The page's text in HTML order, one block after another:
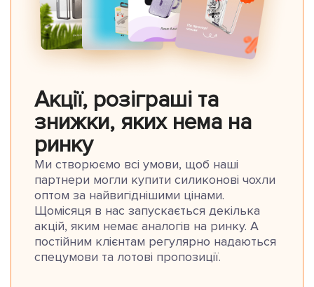
Акції, розіграші та
знижки, яких нема на
ринку
Ми створюємо всі умови, щоб наші
партнери могли купити силиконові чохли
оптом за найвигіднішими цінами.
Щомісяця в нас запускається декілька
акцій, яким немає аналогів на ринку. А
постійним клієнтам регулярно надаються
спецумови та лотові пропозиції.